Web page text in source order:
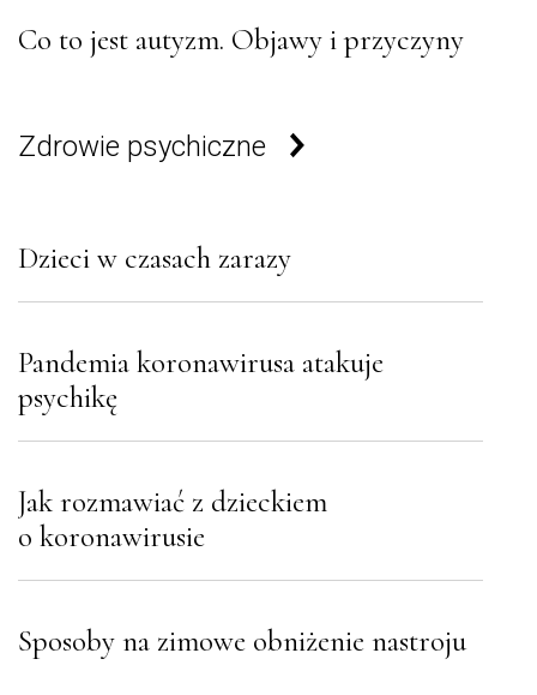
Co to jest autyzm. Objawy i przyczyny
Zdrowie psychiczne
Dzieci w czasach zarazy
Pandemia koronawirusa atakuje
psychikę
Jak rozmawiać z dzieckiem
o koronawirusie
Sposoby na zimowe obniżenie nastroju